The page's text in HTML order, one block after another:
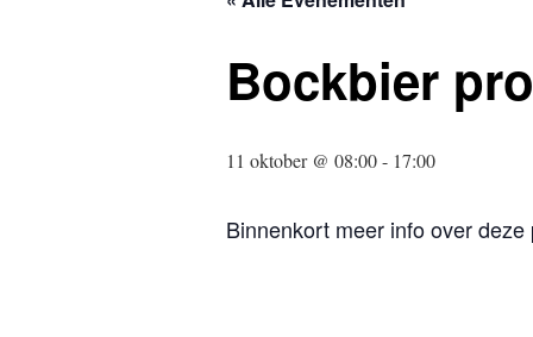
Bockbier
11 oktober @ 08:00- 17:00
Binnenkort meer info over